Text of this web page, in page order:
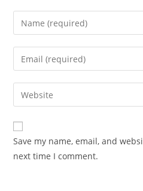
Enter
your
name
comment
Enter
your
email
address
comment
Enter
your
website
URL
(optional)
Save my name, email, and
next time I comment.